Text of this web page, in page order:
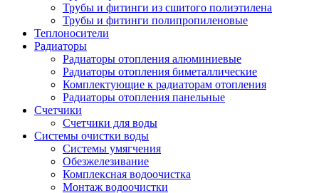
Трубы и фитинги из сшитого полиэтилена
Трубы и фитинги полипропиленовые
Теплоносители
Радиаторы
Радиаторы отопления алюминиевые
Радиаторы отопления биметаллические
Комплектующие к радиаторам отопления
Радиаторы отопления панельные
Cчетчики
Счетчики для воды
Системы очистки воды
Системы умягчения
Обезжелезивание
Комплексная водоочистка
Монтаж водоочистки